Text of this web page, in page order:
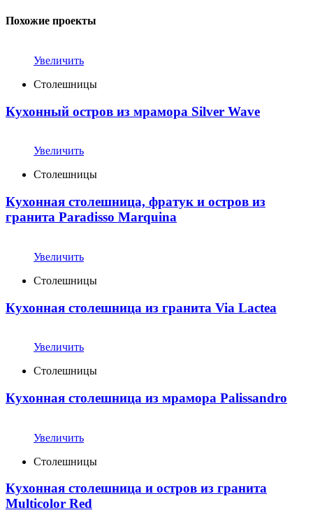
Похожие проекты
Увеличить
Столешницы
Кухонный остров из мрамора Silver Wave
Увеличить
Столешницы
Кухонная столешница, фратук и остров из
гранита Paradisso Marquina
Увеличить
Столешницы
Кухонная столешница из гранита Via Lactea
Увеличить
Столешницы
Кухонная столешница из мрамора Palissandro
Увеличить
Столешницы
Кухонная столешница и остров из гранита
Multicolor Red